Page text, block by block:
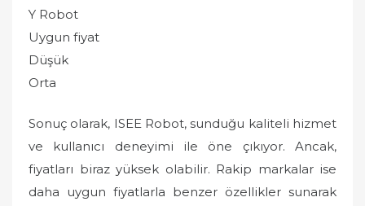
Y Robot
Uygun fiyat
Düşük
Orta
Sonuç olarak, ISEE Robot, sunduğu kaliteli hizmet
ve kullanıcı deneyimi ile öne çıkıyor. Ancak,
fiyatları biraz yüksek olabilir. Rakip markalar ise
daha uygun fiyatlarla benzer özellikler sunarak